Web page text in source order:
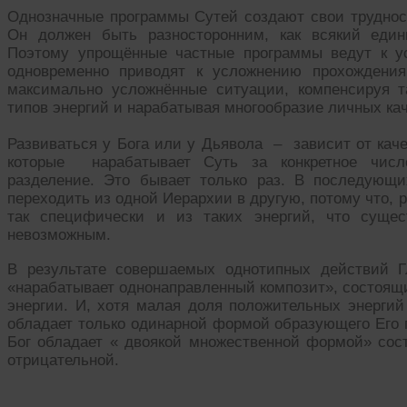
Однозначные программы Сутей создают свои
Он должен быть разносторонним, как всякий
Поэтому упрощённые частные программы ведут
одновременно приводят к усложнению
максимально усложнённые ситуации, компенсируя
типов энергий и нарабатывая многообразие личных
Развиваться у Бога или у Дьявола – зависит от
которые нарабатывает Суть за конкретное
разделение. Это бывает только раз. В
переходить из одной Иерархии в другую, потому что,
так специфически и из таких энергий, что
невозможным.
В результате совершаемых однотипных действий
«нарабатывает однонаправленный композит»,
энергии. И, хотя малая доля положительных
обладает только одинарной формой образующего
Бог обладает « двоякой множественной формой»
отрицательной.